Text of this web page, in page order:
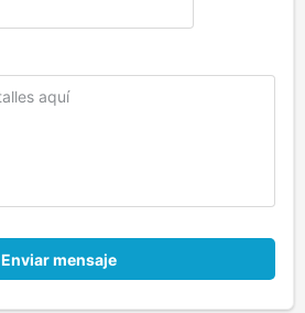
Enviar mensaje